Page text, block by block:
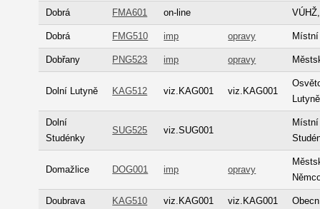
Dobrá FMA601 on-line
Dobrá FMG510 imp opravy Místní
Dobřany PNG523 imp opravy
Dolní Lutyně KAG512 viz.KAG001 viz.KAG001
Lutyně
Dolní
Studénky
SUG525 viz.SUG001
Domažlice DOG001 imp opravy
Doubrava KAG510 viz.KAG001 viz.KAG001